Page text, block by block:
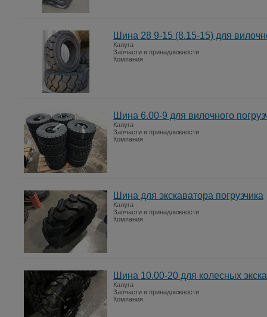
Шина 28 9-15 (8.15-15) для
Калуга
Запчасти и принадлежности
Компания
Шина 6.00-9 для вилочного
Калуга
Запчасти и принадлежности
Компания
Шина для экскаватора погрузчика
Калуга
Запчасти и принадлежности
Компания
Шина 10.00-20 для колесных
Калуга
Запчасти и принадлежности
Компания